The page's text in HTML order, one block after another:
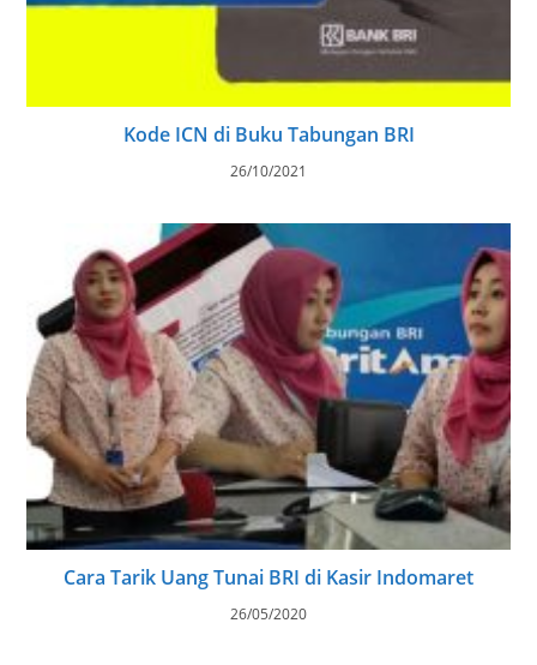
Kode ICN di Buku Tabungan BRI
26/10/2021
Cara Tarik Uang Tunai BRI di Kasir Indomaret
26/05/2020